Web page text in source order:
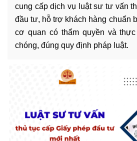
LUẬT
SƯ
DOANH
RIÊNG
cung cấp dịch vụ luật sư tư vấn
đầu tư, hỗ trợ khách hàng chuẩn
cơ quan có thẩm quyền và
chóng, đúng quy định pháp luật.